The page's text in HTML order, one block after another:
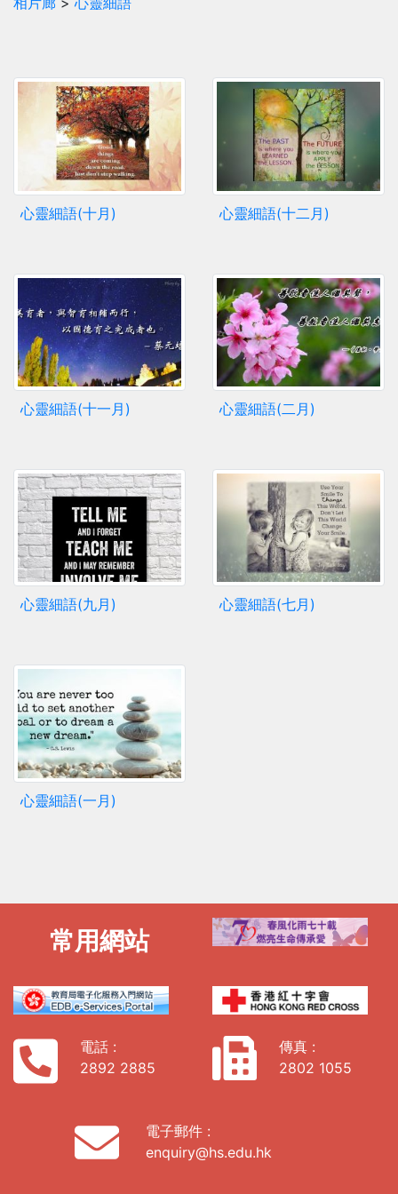
心靈細語(十月) 心靈細語(十二月)
心靈細語(十一月) 心靈細語(二月)
心靈細語(九月) 心靈細語(七月)
心靈細語(一月)
常用網站
電話 :
2892 2885
傳真 :
2802 1055
電子郵件 :
enquiry@hs.edu.hk